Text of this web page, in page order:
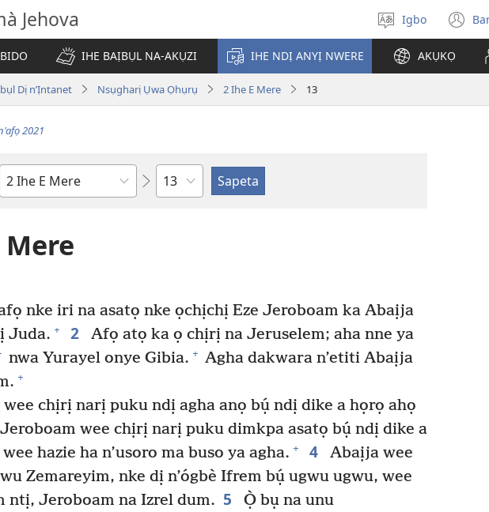
Jehova
Họrọ
asụsụ
Igbo
gị
ị
IHE BAỊBỤL NA-AKỤZI IHE NDỊ ANYỊ NWERE AKỤKỌ
Dị n’Ịntanet Nsụgharị Ụwa Ọhụrụ 2 Ihe E Mere 13
2021
Akwụkwọ
Isiokwu
Mere
nke iri na asatọ nke ọchịchị Eze Jeroboam ka Abaịja
Juda. + 2
Afọ atọ ka ọ chịrị na Jeruselem; aha nne ya
nwa Yurayel onye Gibia. + Agha dakwara n’etiti Abaịja
+
chịrị narị puku ndị agha anọ bụ́ ndị dike a họrọ ahọ
Jeroboam wee chịrị narị puku dimkpa asatọ bụ́ ndị dike a
hazie ha n’usoro ma buso ya agha. + 4
Abaịja wee
Zemareyim, nke dị n’ógbè Ifrem bụ́ ugwu ugwu, wee
ntị, Jeroboam na Izrel dum. 5
Ọ̀ bụ na unu